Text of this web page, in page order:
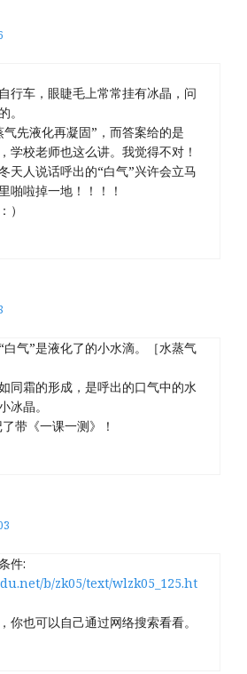
行车，眼睫毛上常常挂有冰晶，问
。
先液化再凝固”，而答案给的是
学校老师也这么讲。我觉得不对！
天人说话呼出的“白气”兴许会立马
啪啦掉一地！！！！
）
气”是液化了的小水滴。［水蒸气
同霜的形成，是呼出的口气中的水
冰晶。
带《一课一测》！
件:
b/zk05/text/wlzk05_125.ht
你也可以自己通过网络搜索看看。